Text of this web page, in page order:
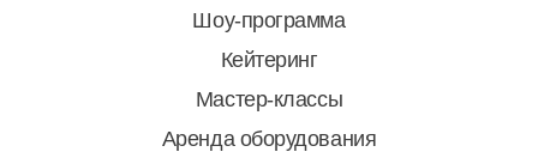
Шоу-программа
Кейтеринг
Мастер-классы
Аренда оборудования